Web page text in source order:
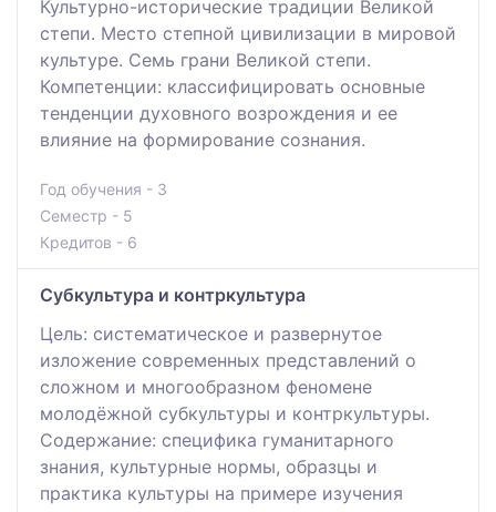
Культурно-исторические традиции Великой
степи. Место степной цивилизации в мировой
культуре. Семь грани Великой степи.
Компетенции: классифицировать основные
тенденции духовного возрождения и ее
влияние на формирование сознания.
Год обучения - 3
Семестр - 5
Кредитов - 6
Субкультура и контркультура
Цель: систематическое и развернутое
изложение современных представлений о
сложном и многообразном феномене
молодёжной субкультуры и контркультуры.
Содержание: специфика гуманитарного
знания, культурные нормы, образцы и
практика культуры на примере изучения